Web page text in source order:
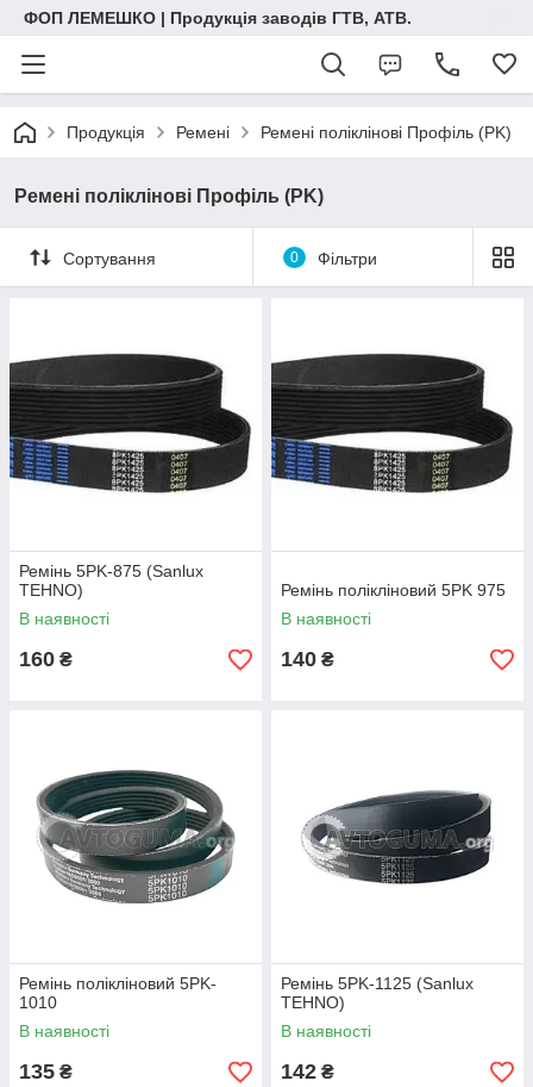
ФОП ЛЕМЕШКО | Продукція заводів ГТВ, АТВ.
Продукція Ремені Ремені поліклінові Профіль (PK)
Ремені поліклінові Профіль (PK)
Сортування 0 Фільтри
Ремінь 5PK-875 (Sanlux
TEHNO)
В наявності
160 ₴
Ремінь полікліновий 5PK 975
В наявності
140 ₴
Ремінь полікліновий 5PK-
1010
В наявності
135 ₴
Ремінь 5PK-1125 (Sanlux
TEHNO)
В наявності
142 ₴